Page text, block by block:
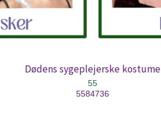
Dødens sygeplejerske kostume
55
5584736